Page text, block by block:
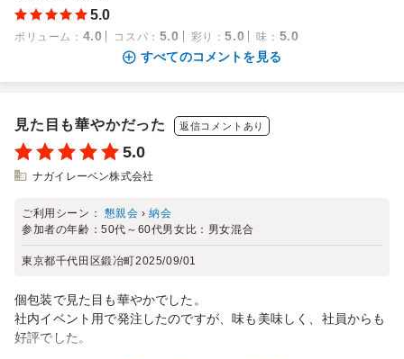
5.0
ボリューム ： 4.0 コスパ ： 5.0 彩り ：5.0 味 ： 5.0
すべてのコメントを見る
見た目も華やかだった 返信コメントあり
5.0
ナガイレーベン株式会社
ご利用シーン： 懇親会 ›納会
参加者の年齢：50代～60代男女比： 男女混合
東京都千代田区鍛冶町2025/09/01
個包装で見た目も華やかでした。
社内イベント用で発注したのですが、味も美味しく、社員からも
好評でした。